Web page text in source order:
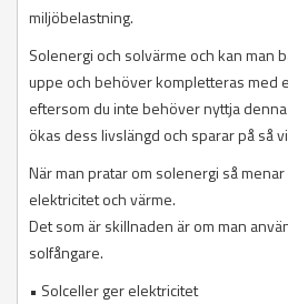
miljöbelastning.
Solenergi och solvärme och kan man
uppe och behöver kompletteras med
eftersom du inte behöver nyttja
ökas dess livslängd och sparar på så
När man pratar om solenergi så
elektricitet och värme.
Det som är skillnaden är om man
solfångare.
• Solceller ger elektricitet